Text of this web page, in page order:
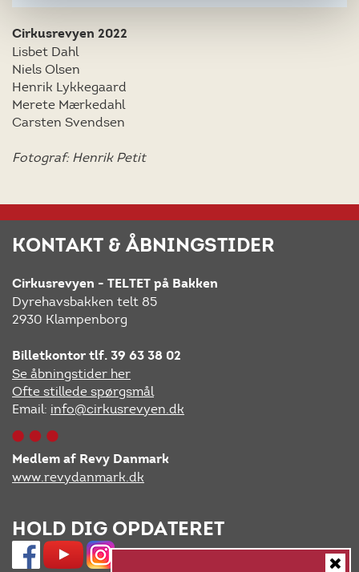
Cirkusrevyen 2022
Lisbet Dahl
Niels Olsen
Henrik Lykkegaard
Merete Mærkedahl
Carsten Svendsen
Fotograf: Henrik Petit
KONTAKT & ÅBNINGSTIDER
Cirkusrevyen - TELTET på Bakken
Dyrehavsbakken telt 85
2930 Klampenborg
Billetkontor tlf. 39 63 38 02
Se åbningstider her
Ofte stillede spørgsmål
Email: info@cirkusrevyen.dk
Medlem af Revy Danmark
www.revydanmark.dk
HOLD DIG OPDATERET